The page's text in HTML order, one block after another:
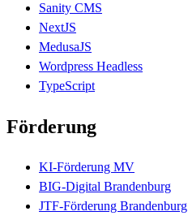
Sanity CMS
NextJS
MedusaJS
Wordpress Headless
TypeScript
Förderung
KI-Förderung MV
BIG-Digital Brandenburg
JTF-Förderung Brandenburg